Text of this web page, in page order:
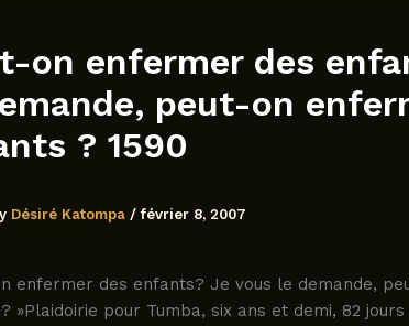
on enfermer des
peut-on
? 1590
Désiré Katompa /février 8, 2007
enfermer des enfants? Je vous le demande,
»Plaidoirie pour Tumba, six ans et demi, 82